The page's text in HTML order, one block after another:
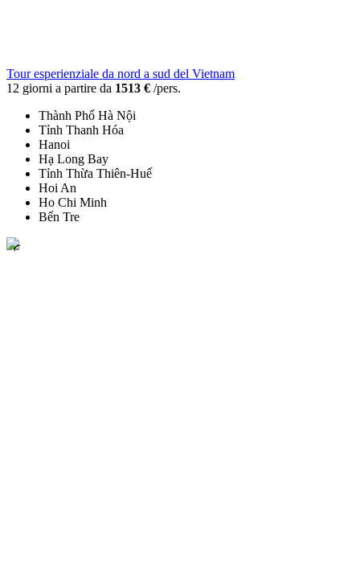
Tour esperienziale da nord a sud del Vietnam
12 giorni a partire da 1513 € /pers.
Thành Phố Hà Nội
Tỉnh Thanh Hóa
Hanoi
Hạ Long Bay
Tỉnh Thừa Thiên-Huế
Hoi An
Ho Chi Minh
Bến Tre